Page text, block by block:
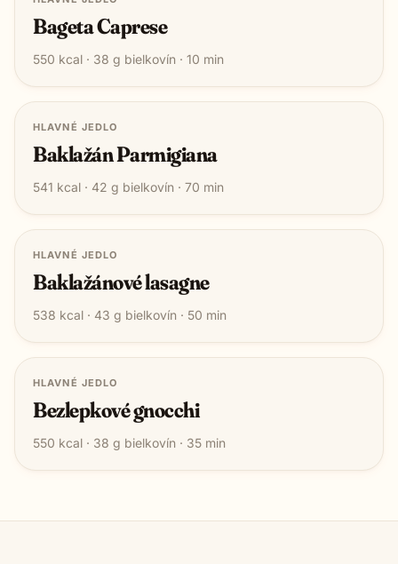
Bageta Caprese
550 kcal · 38 g bielkovín · 10 min
HLAVNÉ JEDLO
Baklažán Parmigiana
541 kcal · 42 g bielkovín · 70 min
HLAVNÉ JEDLO
Baklažánové lasagne
538 kcal · 43 g bielkovín · 50 min
HLAVNÉ JEDLO
Bezlepkové gnocchi
550 kcal · 38 g bielkovín · 35 min